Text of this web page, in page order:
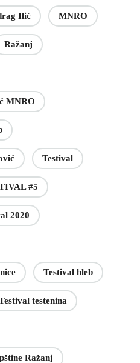
Ilić MNRO
Ražanj
MNRO
Testival
#5
2020
Testival hleb
testenina
Ražanj